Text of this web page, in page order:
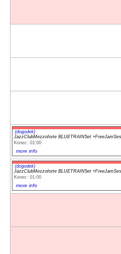
(dogodek)
JazzClubMezzoforte BLUETRAIN5et
Konec: 01:00
more info
(dogodek)
JazzClubMezzoforte BLUETRAIN5et
Konec: 01:00
more info